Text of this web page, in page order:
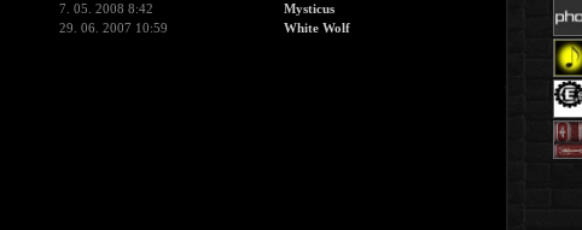
7. 05. 2008 8:42
Mysticus
29. 06. 2007 10:59 White Wolf